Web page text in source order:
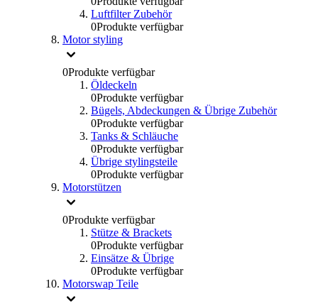
Luftfilter Zubehör
0Produkte verfügbar
Motor styling
0Produkte verfügbar
Öldeckeln
0Produkte verfügbar
Bügels, Abdeckungen & Übrige Zubehör
0Produkte verfügbar
Tanks & Schläuche
0Produkte verfügbar
Übrige stylingsteile
0Produkte verfügbar
Motorstützen
0Produkte verfügbar
Stütze & Brackets
0Produkte verfügbar
Einsätze & Übrige
0Produkte verfügbar
Motorswap Teile